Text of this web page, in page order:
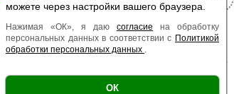
можете через настройки вашего браузера.
Нажимая «ОК», я даю согласие на обработку
персональных данных в соответствии с Политикой
обработки персональных данных .
ОК
Есть образец | Поверхность |